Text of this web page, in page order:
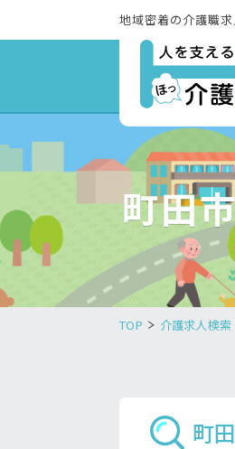
地域密着の介護職
町田
TOP 介護求人検索
町